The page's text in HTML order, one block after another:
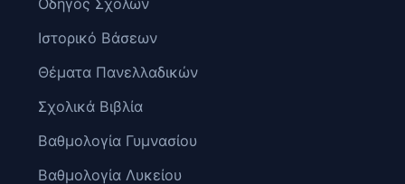
Ιστορικό Βάσεων
Θέματα Πανελλαδικών
Σχολικά Βιβλία
Βαθμολογία Γυμνασίου
Βαθμολογία Λυκείου